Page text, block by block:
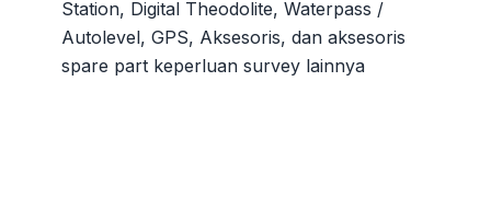
Station, Digital Theodolite, Waterpass /
Autolevel, GPS, Aksesoris, dan aksesoris
spare part keperluan survey lainnya